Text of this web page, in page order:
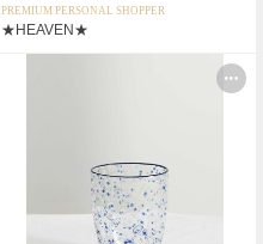
PREMIUM PERSONAL SHOPPER
★HEAVEN★